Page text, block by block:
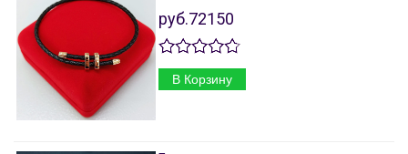
руб.72150
В Корзину